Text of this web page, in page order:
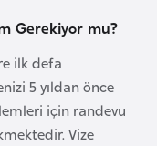
Gerekiyor mu?
ilk defa
5 yıldan önce
için randevu
Vize